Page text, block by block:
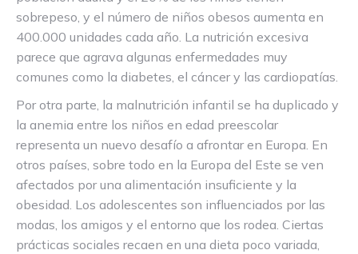
sobrepeso, y el número de niños obesos aumenta en
400.000 unidades cada año. La nutrición excesiva
parece que agrava algunas enfermedades muy
comunes como la diabetes, el cáncer y las cardiopatías.
Por otra parte, la malnutrición infantil se ha duplicado y
la anemia entre los niños en edad preescolar
representa un nuevo desafío a afrontar en Europa. En
otros países, sobre todo en la Europa del Este se ven
afectados por una alimentación insuficiente y la
obesidad. Los adolescentes son influenciados por las
modas, los amigos y el entorno que los rodea. Ciertas
prácticas sociales recaen en una dieta poco variada,